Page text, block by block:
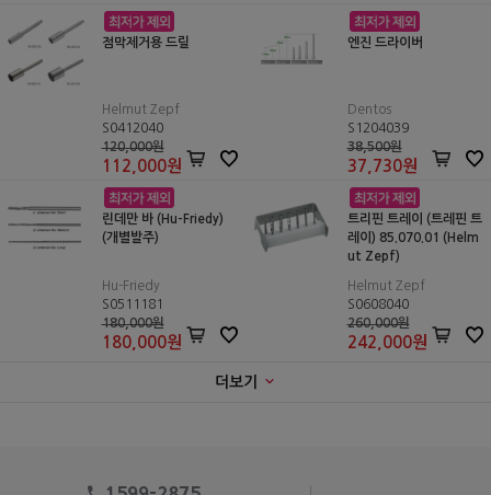
점막제거용 드릴
Helmut Zepf
S0412040
120,000원
112,000원
엔진 드라이버
Dentos
S1204039
38,500원
37,730원
린데만 바 (Hu-Friedy)
(개별발주)
Hu-Friedy
S0511181
180,000원
180,000원
트리핀 트레이 (트레핀 트
레이) 85.070.01 (Helm
ut Zepf)
Helmut Zepf
S0608040
260,000원
242,000원
더보기